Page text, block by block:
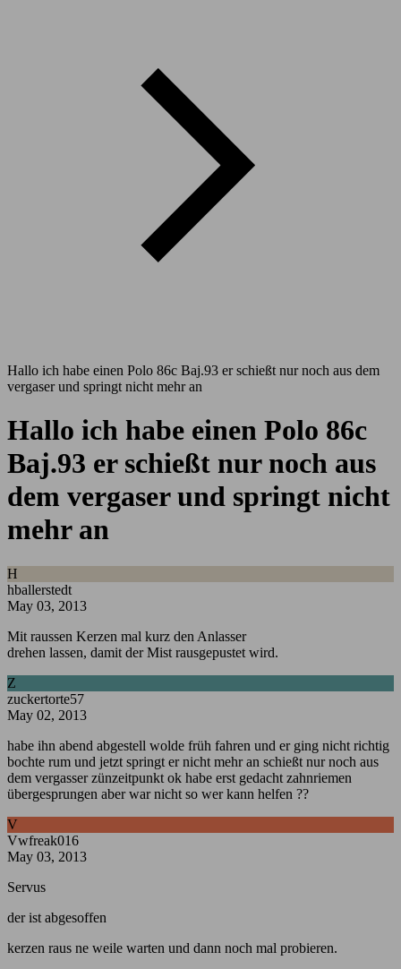
Hallo ich habe einen Polo 86c Baj.93 er schießt nur noch aus dem
vergaser und springt nicht mehr an
Hallo ich habe einen Polo 86c
Baj.93 er schießt nur noch aus
dem vergaser und springt nicht
mehr an
H
hballerstedt
May 03, 2013
Mit raussen Kerzen mal kurz den Anlasser
drehen lassen, damit der Mist rausgepustet wird.
Z
zuckertorte57
May 02, 2013
habe ihn abend abgestell wolde früh fahren und er ging nicht richtig
bochte rum und jetzt springt er nicht mehr an schießt nur noch aus
dem vergasser zünzeitpunkt ok habe erst gedacht zahnriemen
übergesprungen aber war nicht so wer kann helfen ??
V
Vwfreak016
May 03, 2013
Servus
der ist abgesoffen
kerzen raus ne weile warten und dann noch mal probieren.